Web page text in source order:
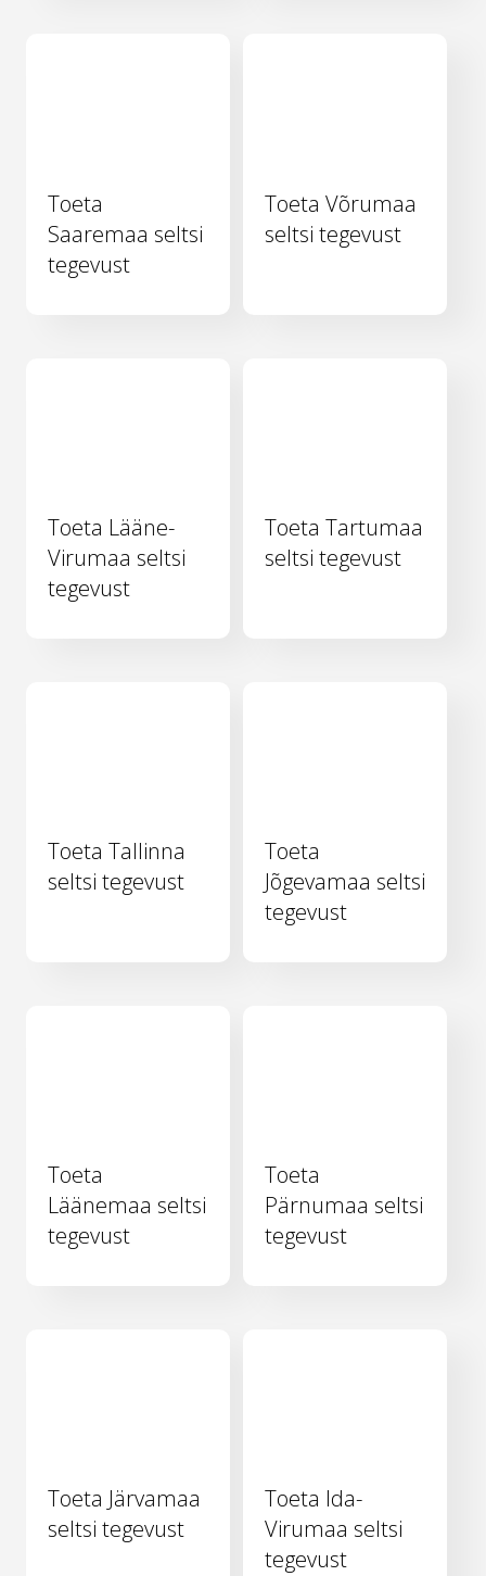
Toeta
Saaremaa seltsi
tegevust
Toeta Võrumaa
seltsi tegevust
Toeta Lääne-
Virumaa seltsi
tegevust
Toeta Tartumaa
seltsi tegevust
Toeta Tallinna
seltsi tegevust
Toeta
Jõgevamaa seltsi
tegevust
Toeta
Läänemaa seltsi
tegevust
Toeta
Pärnumaa seltsi
tegevust
Toeta Järvamaa
seltsi tegevust
Toeta Ida-
Virumaa seltsi
tegevust